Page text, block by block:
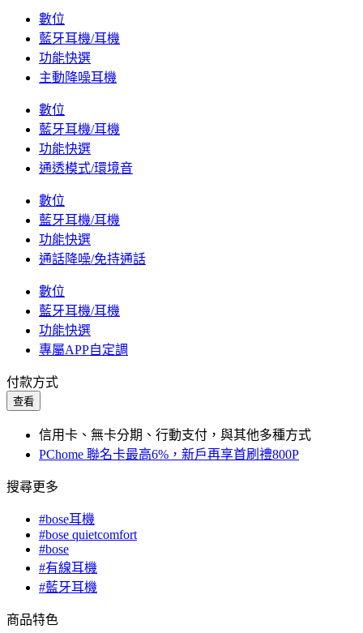
數位
藍牙耳機/耳機
功能快選
主動降噪耳機
數位
藍牙耳機/耳機
功能快選
通透模式/環境音
數位
藍牙耳機/耳機
功能快選
通話降噪/免持通話
數位
藍牙耳機/耳機
功能快選
專屬APP自定調
付款方式
查看
信用卡、無卡分期、行動支付，與其他多種方式
PChome 聯名卡最高6%，新戶再享首刷禮800P
搜尋更多
#bose耳機
#bose quietcomfort
#bose
#有線耳機
#藍牙耳機
商品特色